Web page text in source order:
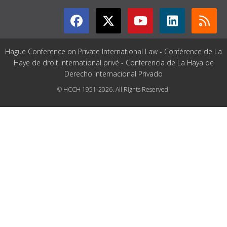
Hague Conference on Private International Law - Conférence de La
Haye de droit international privé - Conferencia de La Haya de
Derecho Internacional Privado
© HCCH 1951-2026. All Rights Reserved.